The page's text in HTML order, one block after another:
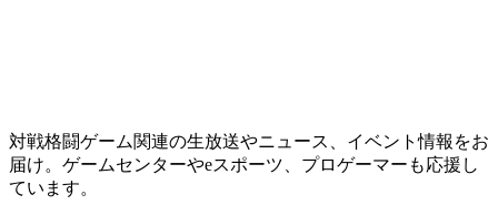
対戦格闘ゲーム関連の生放送やニュース、イベント情報をお
届け。ゲームセンターやeスポーツ、プロゲーマーも応援し
ています。